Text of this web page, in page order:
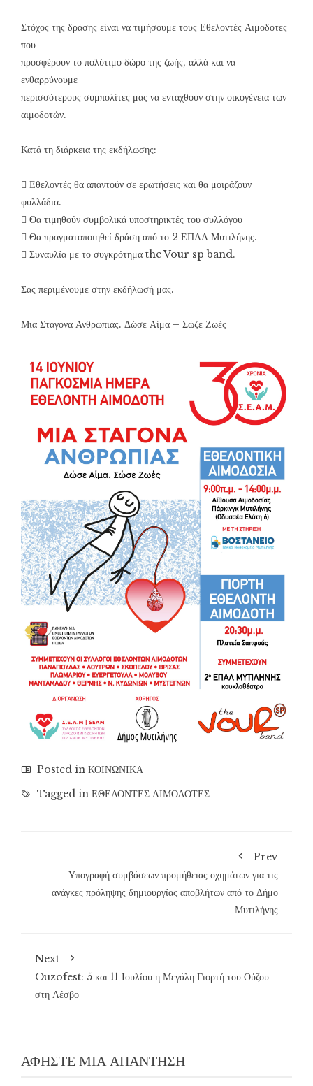
Στόχος της δράσης είναι να τιμήσουμε τους Εθελοντές Αιμοδότες
που
προσφέρουν το πολύτιμο δώρο της ζωής, αλλά και να
ενθαρρύνουμε
περισσότερους συμπολίτες μας να ενταχθούν στην οικογένεια των
αιμοδοτών.
Κατά τη διάρκεια της εκδήλωσης:
 Εθελοντές θα απαντούν σε ερωτήσεις και θα μοιράζουν
φυλλάδια.
 Θα τιμηθούν συμβολικά υποστηρικτές του συλλόγου
 Θα πραγματοποιηθεί δράση από το 2 ΕΠΑΛ Μυτιλήνης.
 Συναυλία με το συγκρότημα the Vour sp band.
Σας περιμένουμε στην εκδήλωσή μας.
Μια Σταγόνα Ανθρωπιάς. Δώσε Αίμα – Σώζε Ζωές
Posted in ΚΟΙΝΩΝΙΚΑ
Tagged in ΕΘΕΛΟΝΤΕΣ ΑΙΜΟΔΟΤΕΣ
Prev
Υπογραφή συμβάσεων προμήθειας οχημάτων για τις
ανάγκες πρόληψης δημιουργίας αποβλήτων από το Δήμο
Μυτιλήνης
Next
Ouzofest: 5 και 11 Ιουλίου η Μεγάλη Γιορτή του Ούζου
στη Λέσβο
ΑΦΉΣΤΕ ΜΙΑ ΑΠΆΝΤΗΣΗ